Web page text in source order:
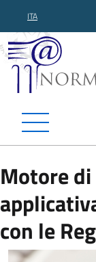
ITA
Motore
con le